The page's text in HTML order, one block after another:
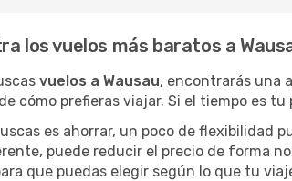
los vuelos más baratos a
vuelos a Wausau, encontrarás una
cómo prefieras viajar. Si el tiempo es
es ahorrar, un poco de flexibilidad
puede reducir el precio de forma
que puedas elegir según lo que tu